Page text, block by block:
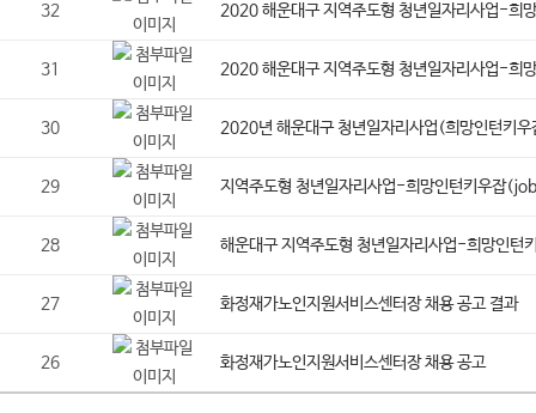
32 2020 해운대구 지역주도형 청년일자리사업-
31 2020 해운대구 지역주도형 청년일자리사업-희
30 2020년 해운대구 청년일자리사업(희망인턴키
29 지역주도형 청년일자리사업-희망인턴키우잡
28 해운대구 지역주도형 청년일자리사업-희망인턴
27 화정재가노인지원서비스센터장 채용 공고 결과
26 화정재가노인지원서비스센터장 채용 공고